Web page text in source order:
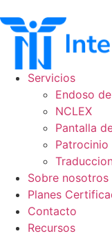
al
contenido
Servicios
Endoso
NCLEX
Pantalla
Patrocinio
Sobre nosotros
Planes
Contacto
Recursos